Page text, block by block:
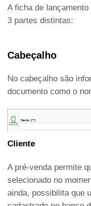
A ficha de
3 partes distintas:
Cabeçalho
No cabeçalho são
documento como o
Cliente
A pré-venda permite
selecionado no
ainda, possibilita que